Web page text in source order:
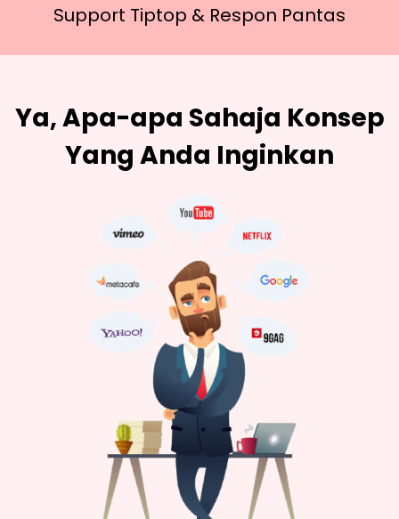
Support Tiptop & Respon Pantas
Ya, Apa-apa Sahaja Konsep
Yang Anda Inginkan